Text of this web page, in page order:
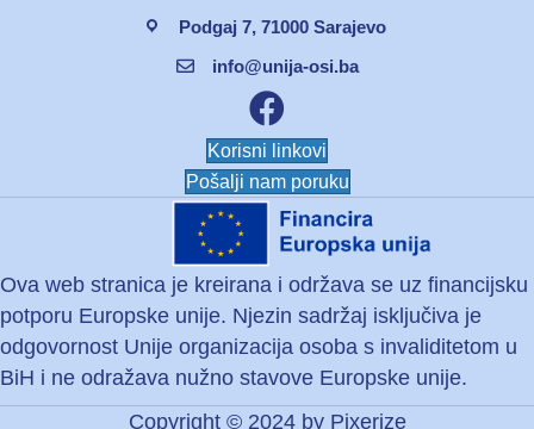
Podgaj 7, 71000 Sarajevo
info@unija-osi.ba
Facebook unija osi
Korisni linkovi
Pošalji nam poruku
Ova web stranica je kreirana i održava se uz financijsku
potporu Europske unije. Njezin sadržaj isključiva je
odgovornost Unije organizacija osoba s invaliditetom u
BiH i ne odražava nužno stavove Europske unije.
Copyright © 2024 by Pixerize